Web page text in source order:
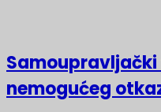
Samoupravljački
nemogućeg